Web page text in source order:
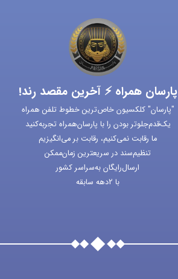
پارسان همراه ⚡ آخرین مقصد رند!
"پارسان" کلکسیون خاص‌ترین خطوط تلفن همراه
یک‌قدم‌جلوتر بودن را با پارسان‌همراه تجربه‌کنید
ما رقابت نمی‌کنیم، رقابت بر می‌انگیزیم
تنظیم‌سند در سریعترین زمان‌ممکن
ارسال‌رایگان به‌سراسر کشور
با 2دهه سابقه